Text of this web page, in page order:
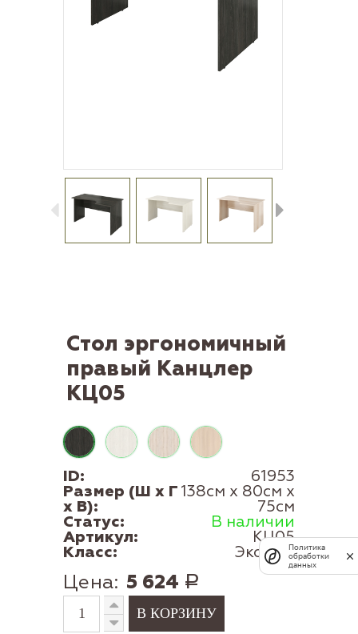
Стол эргономичный
правый Канцлер
КЦ05
ID: 61953
Размер (Ш x Г
x В):
138см x 80см x
75см
Статус: В наличии
Артикул: КЦ05
Класс: Эконом
Цена: 5 624 Р
Политика
обработки
данных